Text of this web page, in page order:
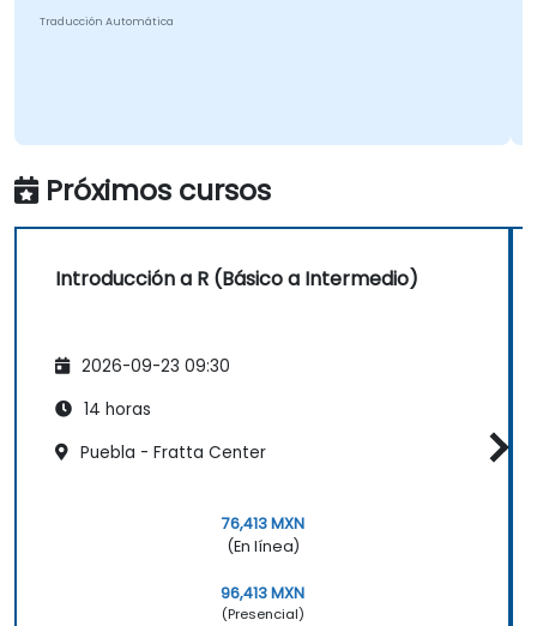
Traducción Automática
Próximos cursos
Introducción a R (Básico a Intermedio)
2026-09-23 09:30
14 horas
Puebla - Fratta Center
76,413 MXN
(En línea)
96,413 MXN
(Presencial)